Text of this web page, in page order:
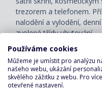
trezorem a telefonem. P
nalodění a vylodění,
zvolené třídy ubytování.
Strava na palubě:
Plná penze - snídaně,
bufetové restauraci.
Používáme cookies
Můžeme je umístit pro analýzu
našeho webu, ukázání
skvělého zážitku z webu. Pro
otevřené nastavení.